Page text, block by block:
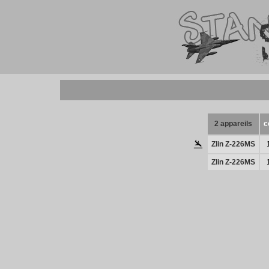
2 appareils
Zlin Z-226MS
Zlin Z-226MS